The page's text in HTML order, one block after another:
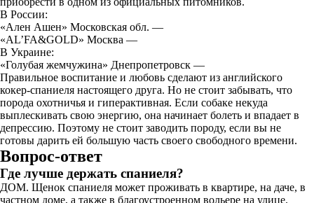
В России:
«Ален Ашен» Московская обл. —
«AL’FA&GOLD» Москва —
В Украине:
«Голубая жемчужина» Днепропетровск —
Правильное воспитание и любовь сделают из английского
кокер-спаниеля настоящего друга. Но не стоит забывать, что
порода охотничья и гиперактивная. Если собаке некуда
выплескивать свою энергию, она начинает болеть и впадает в
депрессию. Поэтому не стоит заводить породу, если вы не
готовы дарить ей большую часть своего свободного времени.
Вопрос-ответ
Где лучше держать спаниеля?
ДОМ. Щенок спаниеля может проживать в квартире, на даче, в
частном доме, а также в благоустроенном вольере на улице.